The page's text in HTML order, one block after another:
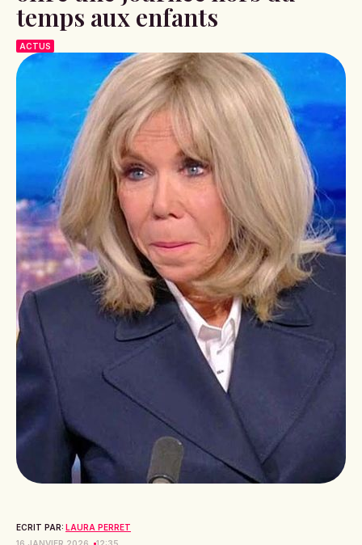
temps aux enfants
ACTUS
ECRIT PAR: LAURA PERRET